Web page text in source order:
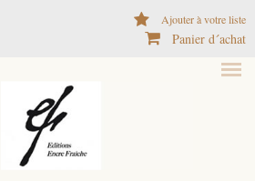
Ajouter à votre liste
Panier d´achat